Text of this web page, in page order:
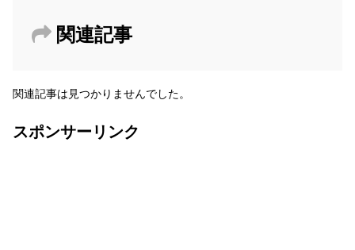
関連記事
関連記事は見つかりませんでした。
スポンサーリンク